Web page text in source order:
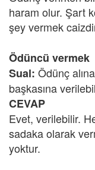
haram olur. Şart
şey vermek
Ödüncü vermek
Sual: Ödünç
başkasına
CEVAP
Evet, verilebilir.
sadaka olarak
yoktur.